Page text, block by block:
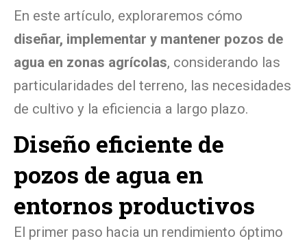
En este artículo, exploraremos cómo
diseñar, implementar y mantener pozos de
agua en zonas agrícolas, considerando las
particularidades del terreno, las necesidades
de cultivo y la eficiencia a largo plazo.
Diseño eficiente de
pozos de agua en
entornos productivos
El primer paso hacia un rendimiento óptimo